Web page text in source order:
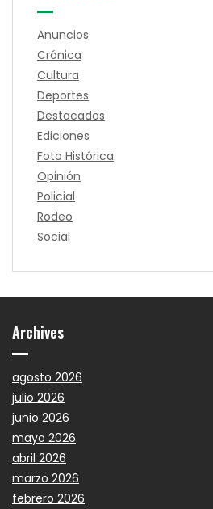
Anuncios
Crónica
Cultura
Deportes
Destacados
Ediciones
Foto Histórica
Opinión
Policial
Rodeo
Social
Archives
agosto 2026
julio 2026
junio 2026
mayo 2026
abril 2026
marzo 2026
febrero 2026